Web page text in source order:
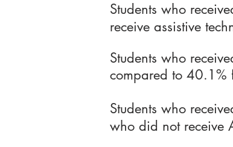
Students who
receive assistive
Students who
compared to 40.1%
Students who
who did not receive